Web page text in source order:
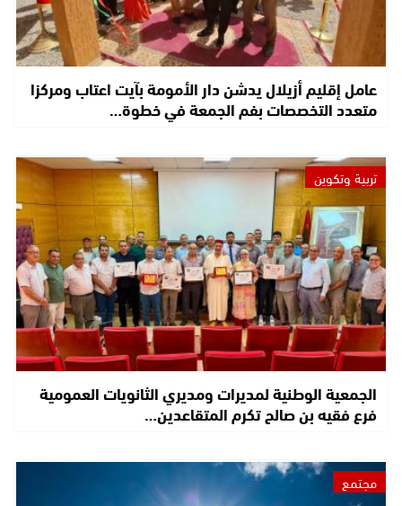
عامل إقليم أزيلال يدشن دار الأمومة بآيت اعتاب ومركزا
متعدد التخصصات بفم الجمعة في خطوة…
تربية وتكوين
الجمعية الوطنية لمديرات ومديري الثانويات العمومية
فرع فقيه بن صالح تكرم المتقاعدين…
مجتمع